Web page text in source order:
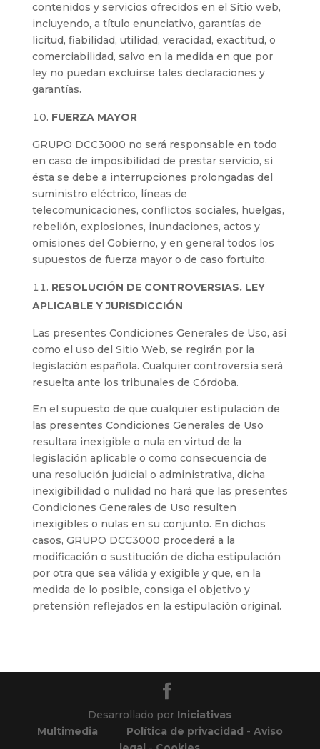
contenidos y servicios ofrecidos en el Sitio web,
incluyendo, a título enunciativo, garantías de
licitud, fiabilidad, utilidad, veracidad, exactitud, o
comerciabilidad, salvo en la medida en que por
ley no puedan excluirse tales declaraciones y
garantías.
FUERZA MAYOR
GRUPO DCC3000 no será responsable en todo
en caso de imposibilidad de prestar servicio, si
ésta se debe a interrupciones prolongadas del
suministro eléctrico, líneas de
telecomunicaciones, conflictos sociales, huelgas,
rebelión, explosiones, inundaciones, actos y
omisiones del Gobierno, y en general todos los
supuestos de fuerza mayor o de caso fortuito.
RESOLUCIÓN DE CONTROVERSIAS. LEY
APLICABLE Y JURISDICCIÓN
Las presentes Condiciones Generales de Uso, así
como el uso del Sitio Web, se regirán por la
legislación española. Cualquier controversia será
resuelta ante los tribunales de Córdoba.
En el supuesto de que cualquier estipulación de
las presentes Condiciones Generales de Uso
resultara inexigible o nula en virtud de la
legislación aplicable o como consecuencia de
una resolución judicial o administrativa, dicha
inexigibilidad o nulidad no hará que las presentes
Condiciones Generales de Uso resulten
inexigibles o nulas en su conjunto. En dichos
casos, GRUPO DCC3000 procederá a la
modificación o sustitución de dicha estipulación
por otra que sea válida y exigible y que, en la
medida de lo posible, consiga el objetivo y
pretensión reflejados en la estipulación original.
Desarrollado por Iniciativas
Multimedia
Política de privacidad - Aviso